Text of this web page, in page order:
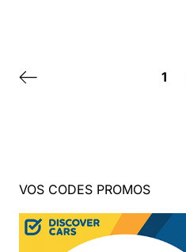
Posts navigation
Previous page 1
VOS CODES PROMOS